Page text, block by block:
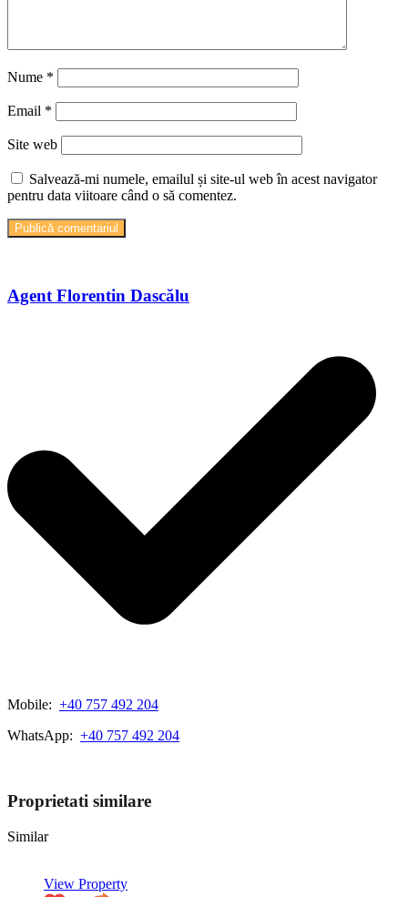
Nume *
Email *
Site web
Salvează-mi numele, emailul și site-ul web în acest navigator
pentru data viitoare când o să comentez.
Agent Florentin Dascălu
Mobile: +40 757 492 204
WhatsApp: +40 757 492 204
Proprietati similare
Similar
View Property